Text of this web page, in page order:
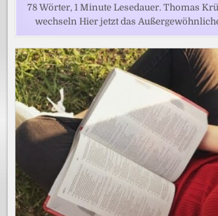
78 Wörter, 1 Minute Lesedauer. Thomas
wechseln Hier jetzt das